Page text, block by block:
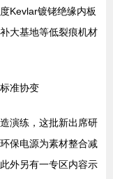
Kevlar镀铑绝缘内板
大基地等低裂痕机材
准协变
演练，这批新出席研
保电源为素材整合减
外另有一专区内容示